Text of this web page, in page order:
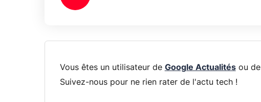
Vous êtes un utilisateur de Google Actualitésou de
Suivez-nous pour ne rien rater de l'actu tech !